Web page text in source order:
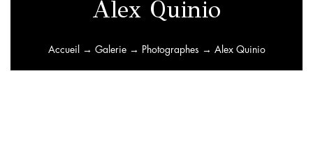
Alex Quinio
Accueil → Galerie→ Photographes → Alex Quinio